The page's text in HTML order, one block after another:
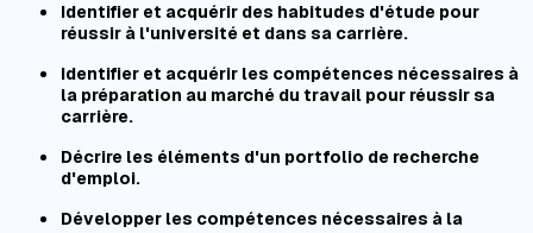
Identifier et acquérir des habitudes d'étude pour
réussir à l'université et dans sa carrière.
Identifier et acquérir les compétences nécessaires à
la préparation au marché du travail pour réussir sa
carrière.
Décrire les éléments d'un portfolio de recherche
d'emploi.
Développer les compétences nécessaires à la